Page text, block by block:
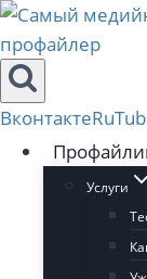
Перейти
к
содержимому
Вконтакте
Услуги